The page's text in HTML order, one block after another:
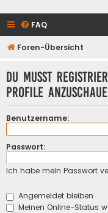
FAQ
Foren-Übersicht
Du musst
Profile
Benutzername:
Passwort:
Ich habe mein Passwort
Angemeldet bleiben
Meinen Online-Status